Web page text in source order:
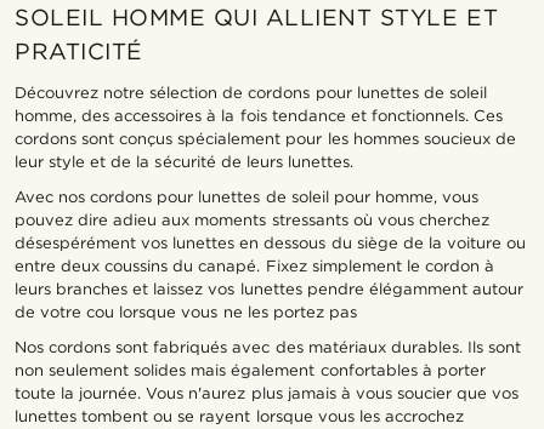
SOLEIL HOMME QUI ALLIENT STYLE ET
PRATICITÉ
Découvrez notre sélection de cordons pour lunettes de soleil
homme, des accessoires à la fois tendance et fonctionnels. Ces
cordons sont conçus spécialement pour les hommes soucieux de
leur style et de la sécurité de leurs lunettes.
Avec nos cordons pour lunettes de soleil pour homme, vous
pouvez dire adieu aux moments stressants où vous cherchez
désespérément vos lunettes en dessous du siège de la voiture ou
entre deux coussins du canapé. Fixez simplement le cordon à
leurs branches et laissez vos lunettes pendre élégamment autour
de votre cou lorsque vous ne les portez pas
Nos cordons sont fabriqués avec des matériaux durables. Ils sont
non seulement solides mais également confortables à porter
toute la journée. Vous n'aurez plus jamais à vous soucier que vos
lunettes tombent ou se rayent lorsque vous les accrochez